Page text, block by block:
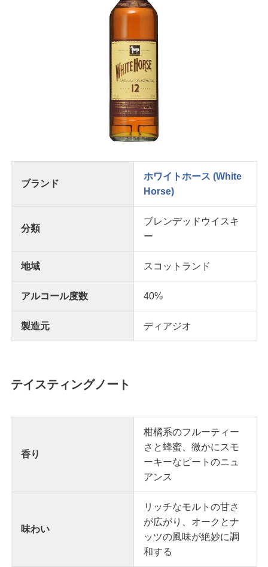
ブランド
ホワイトホース (White
Horse)
分類
ブレンデッドウイスキ
ー
地域 スコットランド
アルコール度数 40%
製造元 ディアジオ
テイスティングノート
香り
柑橘系のフルーティー
さと蜂蜜、微かにスモ
ーキーなピートのニュ
アンス
味わい
リッチなモルトの甘さ
が広がり、オークとナ
ッツの風味が絶妙に調
和する